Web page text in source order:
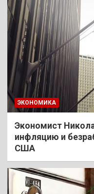
ЭКОНОМИКА
Экономист
инфляцию и
США